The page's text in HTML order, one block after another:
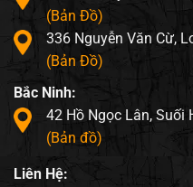
(Bản Đồ)
336 Nguyễn Văn Cừ,
(Bản Đồ)
Bắc Ninh:
42 Hồ Ngọc Lân, Suối
(Bản đồ)
Liên Hệ: